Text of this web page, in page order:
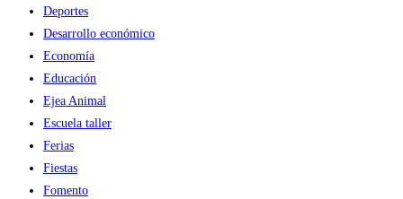
Deportes
Desarrollo económico
Economía
Educación
Ejea Animal
Escuela taller
Ferias
Fiestas
Fomento